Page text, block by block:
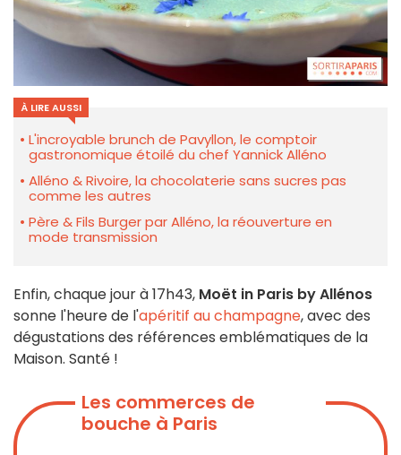
À LIRE AUSSI
L'incroyable brunch de Pavyllon, le comptoir
gastronomique étoilé du chef Yannick Alléno
Alléno & Rivoire, la chocolaterie sans sucres pas
comme les autres
Père & Fils Burger par Alléno, la réouverture en
mode transmission
Enfin, chaque jour à 17h43, Moët in Paris by Allénos
sonne l'heure de l'apéritif au champagne, avec des
dégustations des références emblématiques de la
Maison. Santé !
Les commerces de
bouche à Paris